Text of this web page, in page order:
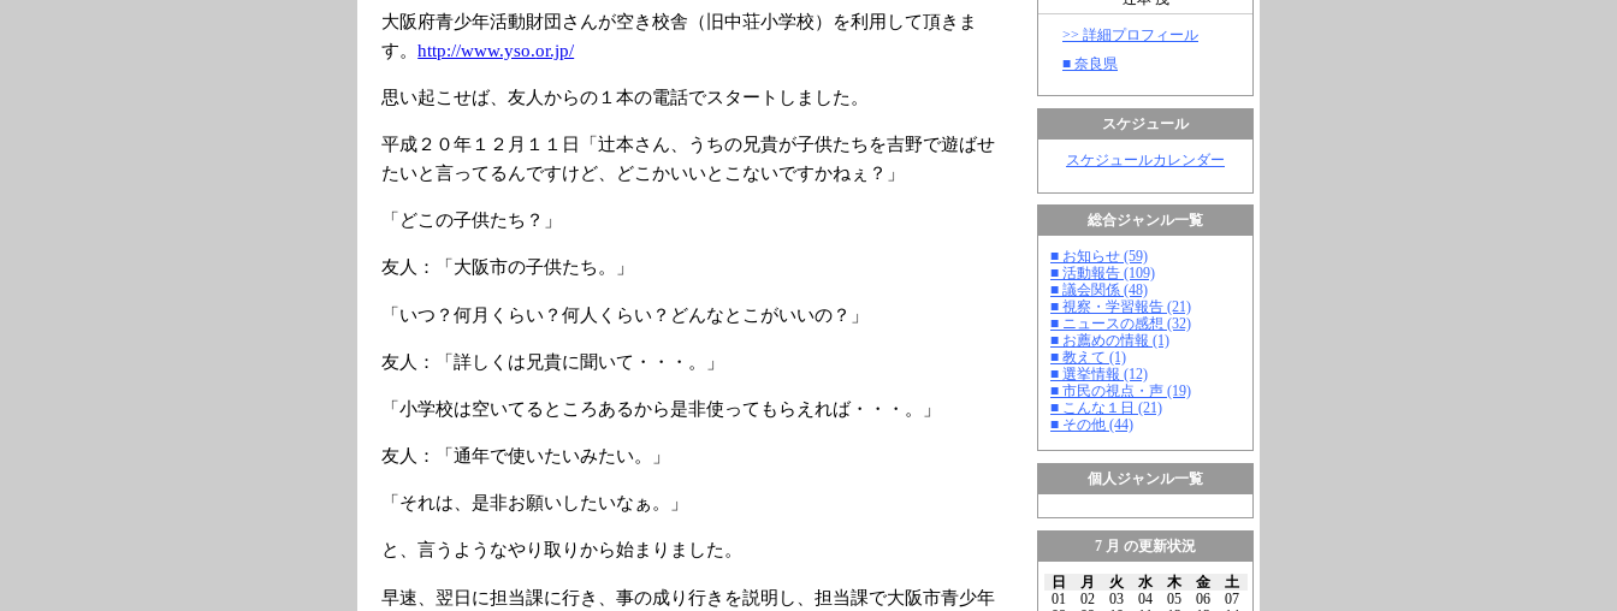
>> 詳細プロフィール
■ 奈良県
スケジュール
スケジュールカレンダー
総合ジャンル一覧
■ お知らせ (59)
■ 活動報告 (109)
■ 議会関係 (48)
■ 視察・学習報告 (21)
■ ニュースの感想 (32)
■ お薦めの情報 (1)
■ 教えて (1)
■ 選挙情報 (12)
■ 市民の視点・声 (19)
■ こんな１日 (21)
■ その他 (44)
個人ジャンル一覧
7 月 の更新状況
日 月 火 水 木 金
土
01
02 03 04 05 06
07
大阪府青少年活動財団さんが空き校舎（旧中荘小学校）を利用して頂きま
す。http://www.yso.or.jp/
思い起こせば、友人からの１本の電話でスタートしました。
平成２０年１２月１１日「辻本さん、うちの兄貴が子供たちを吉野で遊ばせ
たいと言ってるんですけど、どこかいいとこないですかねぇ？」
「どこの子供たち？」
友人：「大阪市の子供たち。」
「いつ？何月くらい？何人くらい？どんなとこがいいの？」
友人：「詳しくは兄貴に聞いて・・・。」
「小学校は空いてるところあるから是非使ってもらえれば・・・。」
友人：「通年で使いたいみたい。」
「それは、是非お願いしたいなぁ。」
と、言うようなやり取りから始まりました。
早速、翌日に担当課に行き、事の成り行きを説明し、担当課で大阪市青少年